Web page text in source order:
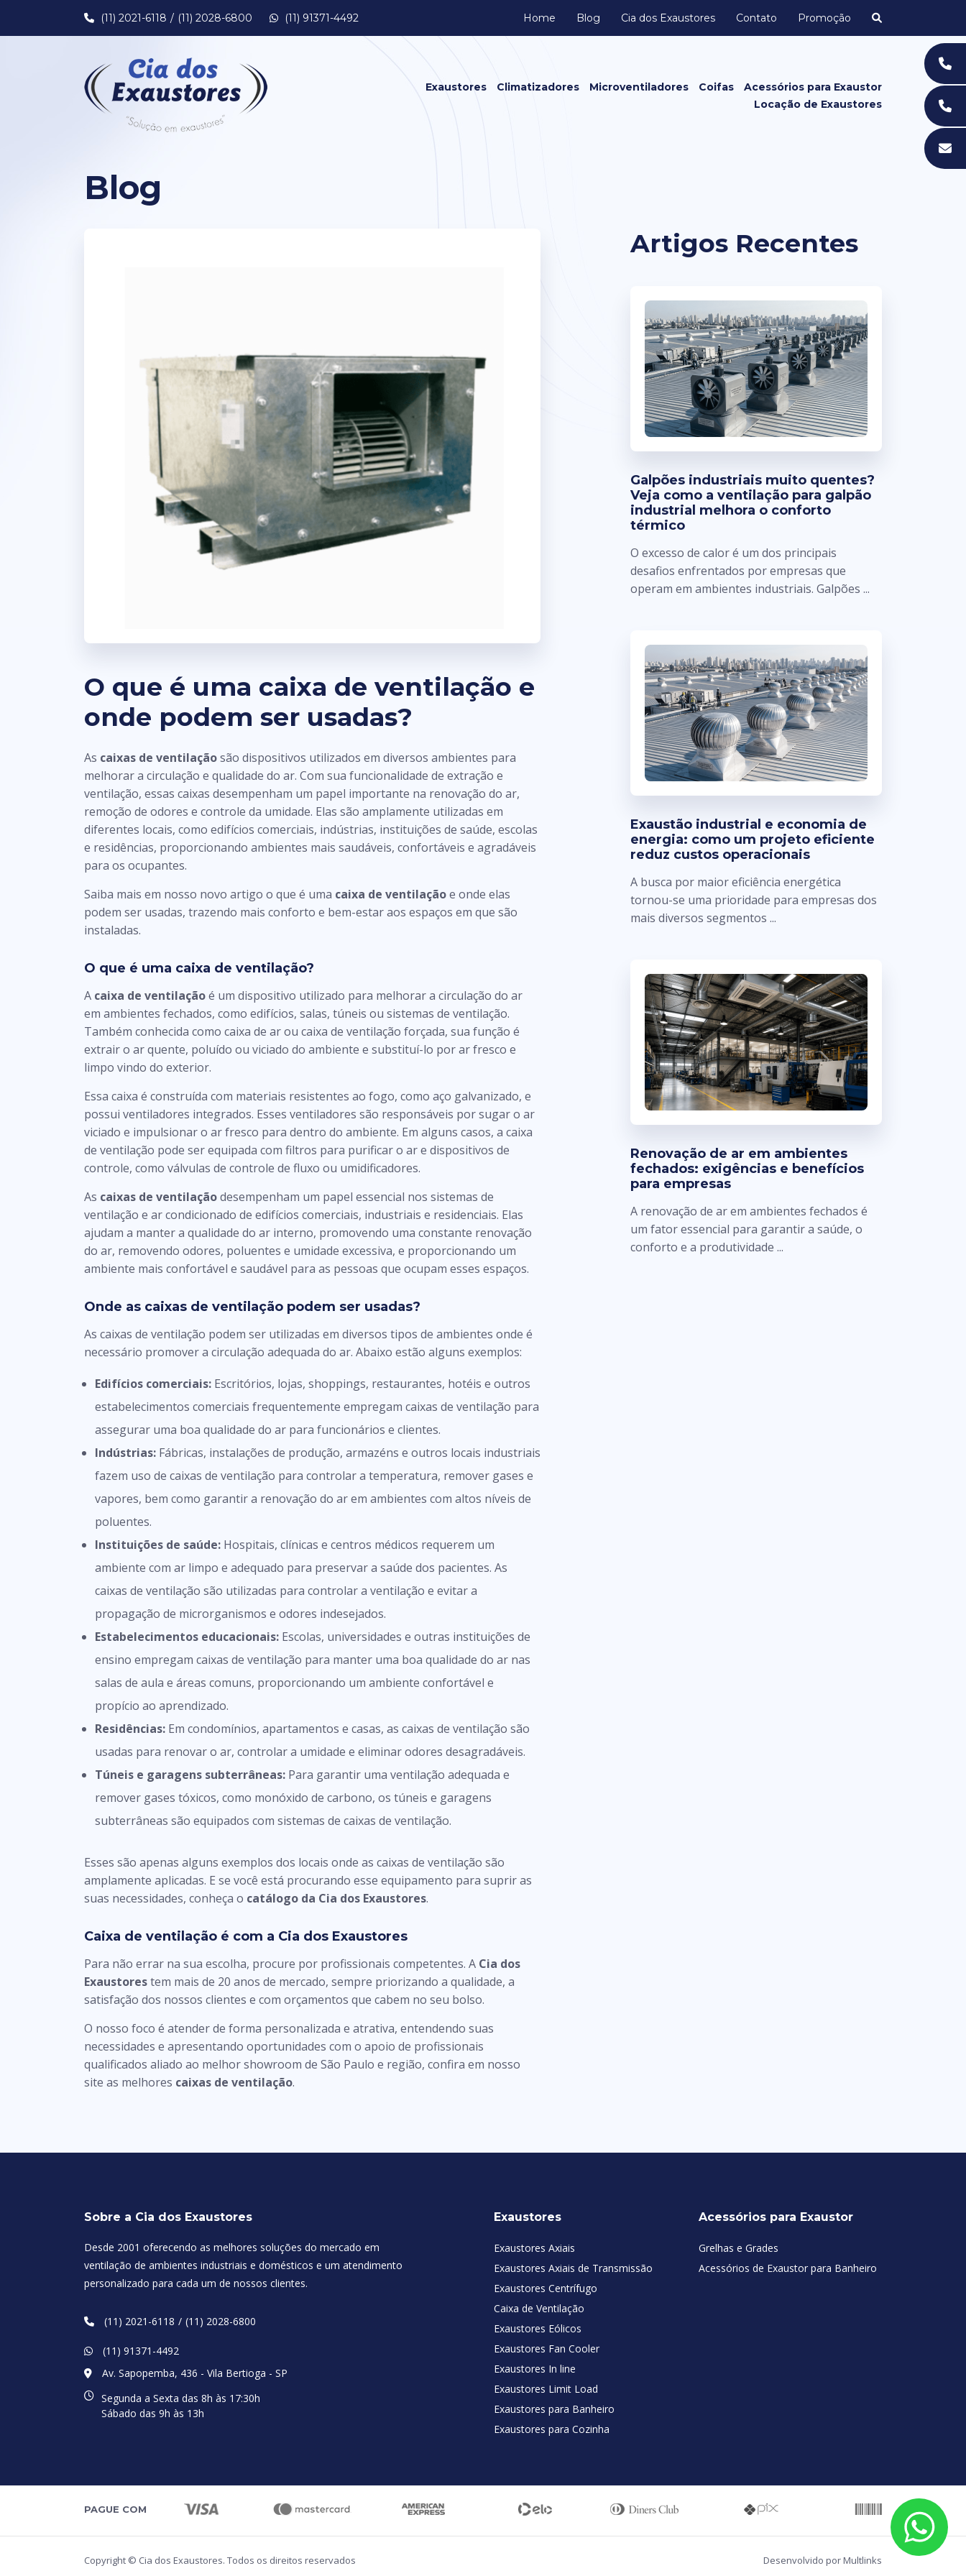
(11) 2021-6118 (11) 2028-6800 (11) 91371-4492 Home Blog Cia dos Exaustores Contato Promoção
Exaustores Climatizadores Microventiladores Coifas Acessórios para Exaustor
Locação de Exaustores
Blog
O que é uma caixa de ventilação e
onde podem ser usadas?
As caixas de ventilaçãosão dispositivos utilizados em diversos ambientes para
melhorar a circulação e qualidade do ar. Com sua funcionalidade de extração e
ventilação, essas caixas desempenham um papel importante na renovação do ar,
remoção de odores e controle da umidade. Elas são amplamente utilizadas em
diferentes locais, como edifícios comerciais, indústrias, instituições de saúde, escolas
e residências, proporcionando ambientes mais saudáveis, confortáveis e agradáveis
para os ocupantes.
Saiba mais em nosso novo artigo o que é uma caixa de ventilaçãoe onde elas
podem ser usadas, trazendo mais conforto e bem-estar aos espaços em que são
instaladas.
O que é uma caixa de ventilação?
A caixa de ventilaçãoé um dispositivo utilizado para melhorar a circulação do ar
em ambientes fechados, como edifícios, salas, túneis ou sistemas de ventilação.
Também conhecida como caixa de ar ou caixa de ventilação forçada, sua função é
extrair o ar quente, poluído ou viciado do ambiente e substituí-lo por ar fresco e
limpo vindo do exterior.
Essa caixa é construída com materiais resistentes ao fogo, como aço galvanizado, e
possui ventiladores integrados. Esses ventiladores são responsáveis por sugar o ar
viciado e impulsionar o ar fresco para dentro do ambiente. Em alguns casos, a caixa
de ventilação pode ser equipada com filtros para purificar o ar e dispositivos de
controle, como válvulas de controle de fluxo ou umidificadores.
As caixas de ventilaçãodesempenham um papel essencial nos sistemas de
ventilação e ar condicionado de edifícios comerciais, industriais e residenciais. Elas
ajudam a manter a qualidade do ar interno, promovendo uma constante renovação
do ar, removendo odores, poluentes e umidade excessiva, e proporcionando um
ambiente mais confortável e saudável para as pessoas que ocupam esses espaços.
Onde as caixas de ventilação podem ser usadas?
As caixas de ventilação podem ser utilizadas em diversos tipos de ambientes onde é
necessário promover a circulação adequada do ar. Abaixo estão alguns exemplos:
Edifícios comerciais: Escritórios, lojas, shoppings, restaurantes, hotéis e outros
estabelecimentos comerciais frequentemente empregam caixas de ventilação para
assegurar uma boa qualidade do ar para funcionários e clientes.
Indústrias: Fábricas, instalações de produção, armazéns e outros locais industriais
fazem uso de caixas de ventilação para controlar a temperatura, remover gases e
vapores, bem como garantir a renovação do ar em ambientes com altos níveis de
poluentes.
Instituições de saúde: Hospitais, clínicas e centros médicos requerem um
ambiente com ar limpo e adequado para preservar a saúde dos pacientes. As
caixas de ventilação são utilizadas para controlar a ventilação e evitar a
propagação de microrganismos e odores indesejados.
Estabelecimentos educacionais: Escolas, universidades e outras instituições de
ensino empregam caixas de ventilação para manter uma boa qualidade do ar nas
salas de aula e áreas comuns, proporcionando um ambiente confortável e
propício ao aprendizado.
Residências: Em condomínios, apartamentos e casas, as caixas de ventilação são
usadas para renovar o ar, controlar a umidade e eliminar odores desagradáveis.
Túneis e garagens subterrâneas: Para garantir uma ventilação adequada e
remover gases tóxicos, como monóxido de carbono, os túneis e garagens
subterrâneas são equipados com sistemas de caixas de ventilação.
Esses são apenas alguns exemplos dos locais onde as caixas de ventilação são
amplamente aplicadas. E se você está procurando esse equipamento para suprir as
suas necessidades, conheça o catálogo da Cia dos Exaustores.
Caixa de ventilação é com a Cia dos Exaustores
Para não errar na sua escolha, procure por profissionais competentes. A Cia dos
Exaustorestem mais de 20 anos de mercado, sempre priorizando a qualidade, a
satisfação dos nossos clientes e com orçamentos que cabem no seu bolso.
O nosso foco é atender de forma personalizada e atrativa, entendendo suas
necessidades e apresentando oportunidades com o apoio de profissionais
qualificados aliado ao melhor showroom de São Paulo e região, confira em nosso
site as melhores caixas de ventilação.
Artigos Recentes
Galpões industriais muito quentes?
Veja como a ventilação para galpão
industrial melhora o conforto
térmico
O excesso de calor é um dos principais
desafios enfrentados por empresas que
operam em ambientes industriais. Galpões ...
Exaustão industrial e economia de
energia: como um projeto eficiente
reduz custos operacionais
A busca por maior eficiência energética
tornou-se uma prioridade para empresas dos
mais diversos segmentos ...
Renovação de ar em ambientes
fechados: exigências e benefícios
para empresas
A renovação de ar em ambientes fechados é
um fator essencial para garantir a saúde, o
conforto e a produtividade ...
Sobre a Cia dos Exaustores
Desde 2001 oferecendo as melhores soluções do mercado em
ventilação de ambientes industriais e domésticos e um atendimento
personalizado para cada um de nossos clientes.
(11) 2021-6118 (11) 2028-6800
(11) 91371-4492
Av. Sapopemba, 436 - Vila Bertioga - SP
Segunda a Sexta das 8h às 17:30h
Sábado das 9h às 13h
Exaustores
Exaustores Axiais
Exaustores Axiais de Transmissão
Exaustores Centrífugo
Caixa de Ventilação
Exaustores Eólicos
Exaustores Fan Cooler
Exaustores In line
Exaustores Limit Load
Exaustores para Banheiro
Exaustores para Cozinha
Acessórios para Exaustor
Grelhas e Grades
Acessórios de Exaustor para Banheiro
PAGUE COM
Copyright © Cia dos Exaustores. Todos os direitos reservados Desenvolvido por Multlinks